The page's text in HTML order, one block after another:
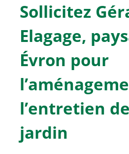
Sollicitez
Elagage,
Évron pour
l’entretien
jardin